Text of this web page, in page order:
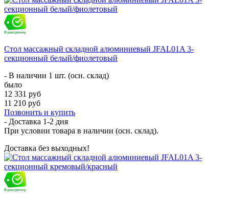
Стол массажный складной алюминиевый JFAL01A 3-
секционный белый/фиолетовый
- В наличии 1 шт. (осн. склад)
было
12 331 руб
11 210 руб
Позвонить и купить
- Доставка 1-2 дня
При условии товара в наличии (осн. склад).
Доставка без выходных!